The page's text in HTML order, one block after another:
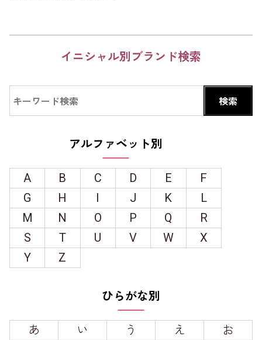
イニシャル別ブランド検索
アルファベット別
A B C D E
F
G
H I J K
L
M
N O P Q
R
S
T U V W
X
Y
Z
ひらがな別
あ い う え
お